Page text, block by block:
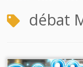
débat